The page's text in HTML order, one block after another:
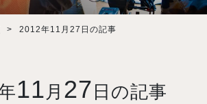
> 2012年11月27日の記事
11 月 27 日の記事